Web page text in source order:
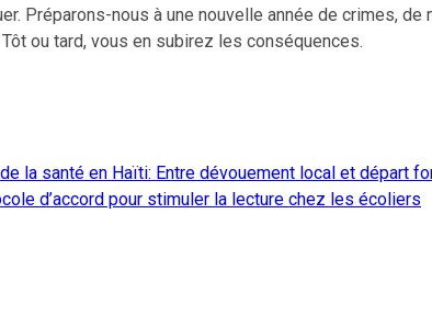
Préparons-nous à une nouvelle année de crimes,
ou tard, vous en subirez les conséquences.
la santé en Haïti: Entre dévouement local et départ
d’accord pour stimuler la lecture chez les écoliers